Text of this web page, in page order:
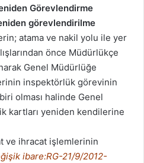
Görevlendirme
görevlendirilme
atama ve nakil yolu ile yer
önce Müdürlükçe
Genel Müdürlüğe
inspektörlük görevinin
olması halinde Genel
kartları yeniden kendilerine
ve ihracat işlemlerinin
ibare:RG-21/9/2012-